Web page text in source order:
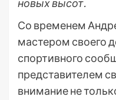
новых высот.
Со временем
мастером своего
спортивного
представителем
внимание не